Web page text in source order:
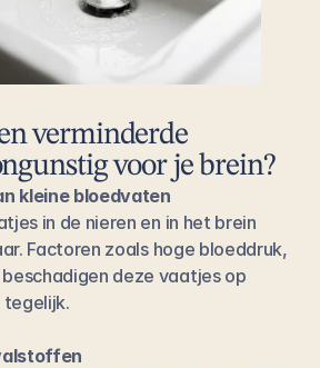
verminderde
voor je brein?
kleine bloedvaten
in de nieren en in het brein
Factoren zoals hoge bloeddruk,
deze vaatjes op
tegelijk.